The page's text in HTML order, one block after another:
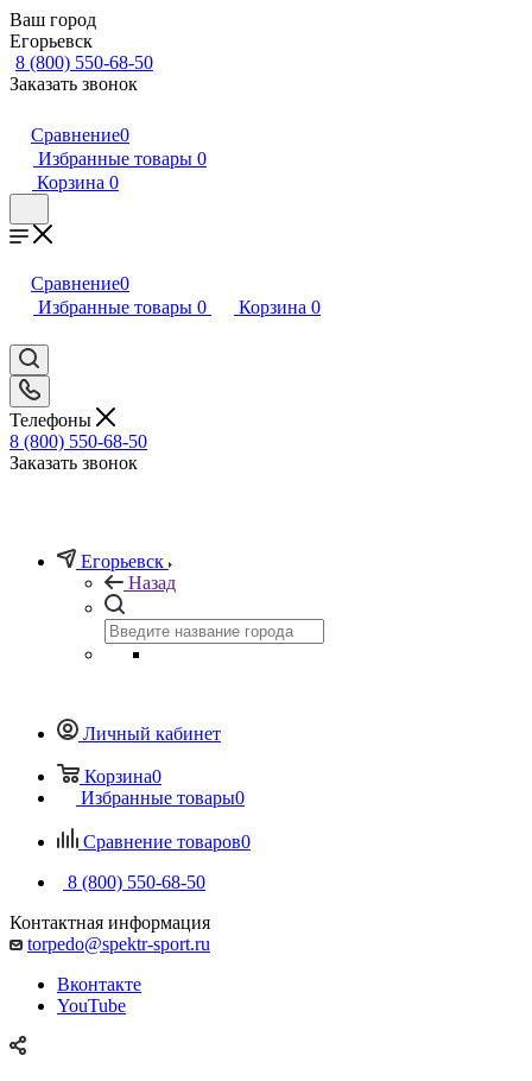
Ваш город
Егорьевск
8 (800) 550-68-50
Заказать звонок
Сравнение0
Избранные товары 0
Корзина 0
Сравнение0
Избранные товары 0 Корзина 0
Телефоны
8 (800) 550-68-50
Заказать звонок
Егорьевск
Назад
Личный кабинет
Корзина0
Избранные товары0
Сравнение товаров0
8 (800) 550-68-50
Контактная информация
torpedo@spektr-sport.ru
Вконтакте
YouTube